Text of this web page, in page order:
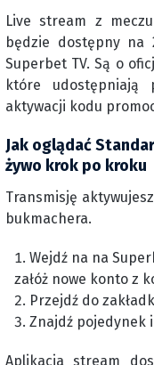
Live stream z
będzie dostępny na
Superbet TV. Są o
które udostępniają
aktywacji kodu
Jak oglądać
żywo krok po kroku
Transmisję
bukmachera.
Wejdź na na
załóż nowe konto z
Przejdź do
Znajdź pojedynek
Aplikacja stream